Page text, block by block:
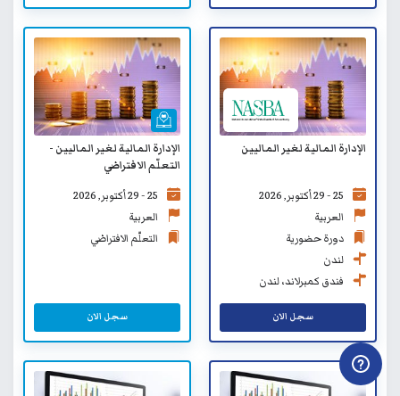
الإدارة المالية لغير الماليين
25 - 29 أكتوبر, 2026
العربية
دورة حضورية
لندن
فندق كمبرلاند، لندن
سجل الان
الإدارة المالية لغير الماليين -
التعلّم الافتراضي
25 - 29 أكتوبر, 2026
العربية
التعلّم الافتراضي
سجل الان